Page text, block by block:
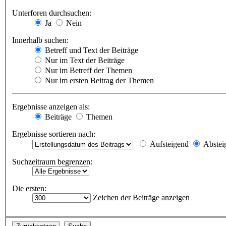
Unterforen durchsuchen:
Ja
Nein
Innerhalb suchen:
Betreff und Text der Beiträge
Nur im Text der Beiträge
Nur im Betreff der Themen
Nur im ersten Beitrag der Themen
Ergebnisse anzeigen als:
Beiträge
Themen
Ergebnisse sortieren nach:
Aufsteigend
Suchzeitraum begrenzen:
Die ersten:
Zeichen der Beiträge anzeigen